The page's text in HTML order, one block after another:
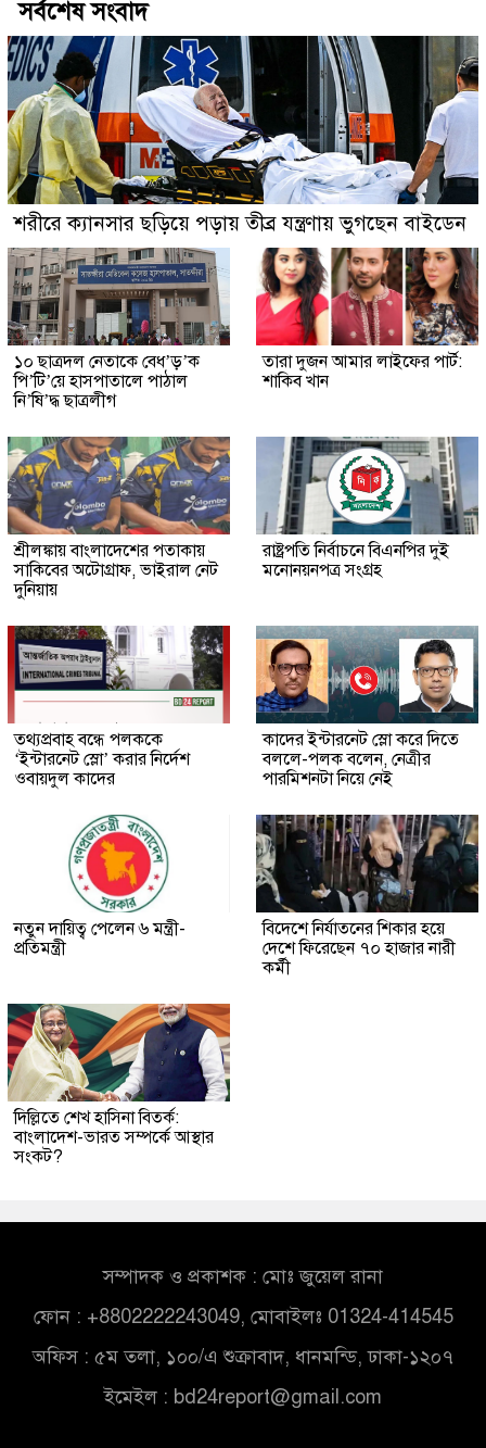
সর্বশেষ সংবাদ
শরীরে ক্যানসার ছড়িয়ে পড়ায় তীব্র যন্ত্রণায় ভুগছেন বাইডেন
১০ ছাত্রদল নেতাকে বেধ’ড়’ক
পি’টি’য়ে হাসপাতালে পাঠাল
নি’ষি’দ্ধ ছাত্রলীগ
তারা দুজন আমার লাইফের পার্ট:
শাকিব খান
শ্রীলঙ্কায় বাংলাদেশের পতাকায়
সাকিবের অটোগ্রাফ, ভাইরাল নেট
দুনিয়ায়
রাষ্ট্রপতি নির্বাচনে বিএনপির দুই
মনোনয়নপত্র সংগ্রহ
তথ্যপ্রবাহ বন্ধে পলককে
‘ইন্টারনেট স্লো’ করার নির্দেশ
ওবায়দুল কাদের
কাদের ইন্টারনেট স্লো করে দিতে
বললে-পলক বলেন, নেত্রীর
পারমিশনটা নিয়ে নেই
নতুন দায়িত্ব পেলেন ৬ মন্ত্রী-
প্রতিমন্ত্রী
বিদেশে নির্যাতনের শিকার হয়ে
দেশে ফিরেছেন ৭০ হাজার নারী
কর্মী
দিল্লিতে শেখ হাসিনা বিতর্ক:
বাংলাদেশ-ভারত সম্পর্কে আস্থার
সংকট?
সম্পাদক ও প্রকাশক : মোঃ জুয়েল রানা
ফোন : +8802222243049, মোবাইলঃ 01324-414545
অফিস : ৫ম তলা, ১০০/এ শুক্রাবাদ, ধানমন্ডি, ঢাকা-১২০৭
ইমেইল : bd24report@gmail.com